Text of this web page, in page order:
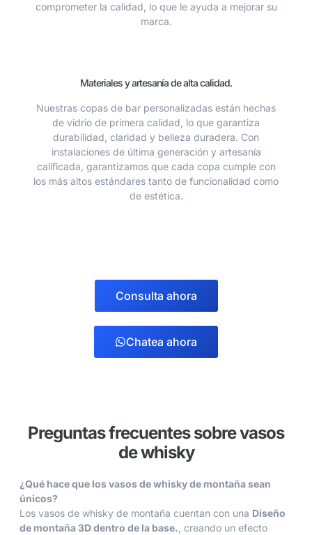
comprometer la calidad, lo que le ayuda a mejorar su
marca.
Materiales y artesanía de alta calidad.
Nuestras copas de bar personalizadas están hechas
de vidrio de primera calidad, lo que garantiza
durabilidad, claridad y belleza duradera. Con
instalaciones de última generación y artesanía
calificada, garantizamos que cada copa cumple con
los más altos estándares tanto de funcionalidad como
de estética.
Consulta ahora
Chatea ahora
Preguntas frecuentes sobre vasos
de whisky
¿Qué hace que los vasos de whisky de montaña sean
únicos?
Los vasos de whisky de montaña cuentan con una Diseño
de montaña 3D dentro de la base. , creando un efecto